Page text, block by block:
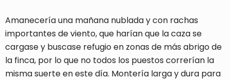
Amanecería una mañana nublada y con rachas
importantes de viento, que harían que la caza se
cargase y buscase refugio en zonas de más abrigo de
la finca, por lo que no todos los puestos correrían la
misma suerte en este día. Montería larga y dura para